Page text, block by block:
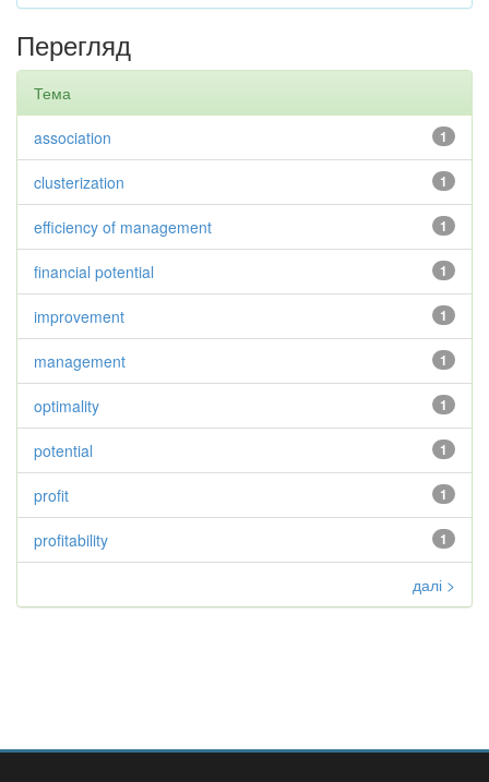
Перегляд
Тема
1
association
1
clusterization
1
efficiency of management
1
financial potential
1
improvement
1
management
1
optimality
1
potential
1
profit
1
profitability
далі >